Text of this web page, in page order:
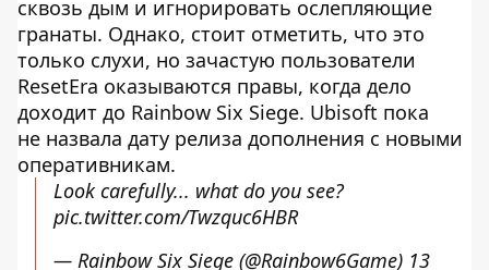
сквозь дым и игнорировать ослепляющие
гранаты. Однако, стоит отметить, что это
только слухи, но зачастую пользователи
ResetEra оказываются правы, когда дело
доходит до Rainbow Six Siege. Ubisoft пока
не назвала дату релиза дополнения с новыми
оперативникам.
Look carefully... what do you see?
pic.twitter.com/Twzquc6HBR
— Rainbow Six Siege (@Rainbow6Game) 13